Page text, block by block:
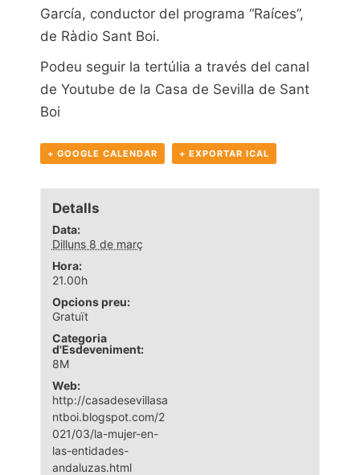
García, conductor del programa “Raíces”,
de Ràdio Sant Boi.
Podeu seguir la tertúlia a través del canal
de Youtube de la Casa de Sevilla de Sant
Boi
+ GOOGLE CALENDAR + EXPORTAR ICAL
Detalls
Data:
Dilluns 8 de març
Hora:
21.00h
Opcions preu:
Gratuït
Categoria
d'Esdeveniment:
8M
Web:
http://casadesevillasa
ntboi.blogspot.com/2
021/03/la-mujer-en-
las-entidades-
andaluzas.html